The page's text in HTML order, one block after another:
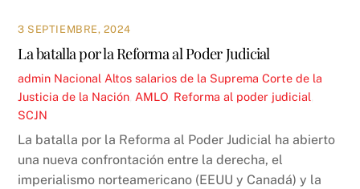
3 SEPTIEMBRE, 2024
La batalla por la Reforma al Poder Judicial
admin Nacional Altos salarios de la Suprema Corte de la
Justicia de la Nación AMLO Reforma al poder judicial
SCJN
La batalla por la Reforma al Poder Judicial ha abierto
una nueva confrontación entre la derecha, el
imperialismo norteamericano (EEUU y Canadá) y la